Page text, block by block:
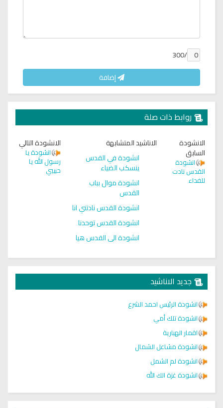
/300
إضافة
روابط ذات صلة
الانشودة
السابق
انشودة
القدس نادت
للفداء
الاناشيد المتشابهة
انشودة في القدس
ينسكب الضياء
انشودة موال بباب
القدس
انشودة القدس نادتني انا
انشودة القدس توحدنا
انشودة الى القدس هيا
الانشودة التالي
انشودة يا
رسول الله يا
حبيبي
جديد الاناشيد
انشودة الرئيس احمد الشرع
انشودة تلك أمي
اقمار الهبارية
انشودة مشاعل الشمال
انشودة لم الشمل
انشودة غزة الك الله